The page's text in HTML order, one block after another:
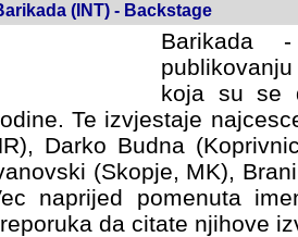
(INT) - Backstage
Barikada
koja su se
Te izvjestaje
Darko Budna
(Skopje, MK),
naprijed pomenuta
da citate njihove